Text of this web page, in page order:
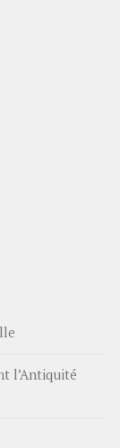
l’Antiquité